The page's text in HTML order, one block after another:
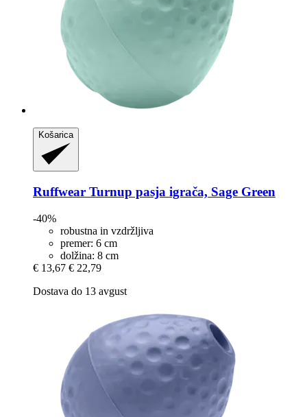
Košarica
Ruffwear Turnup pasja igrača, Sage Green
-40%
robustna in vzdržljiva
premer: 6 cm
dolžina: 8 cm
€ 13,67 € 22,79
Dostava do 13 avgust